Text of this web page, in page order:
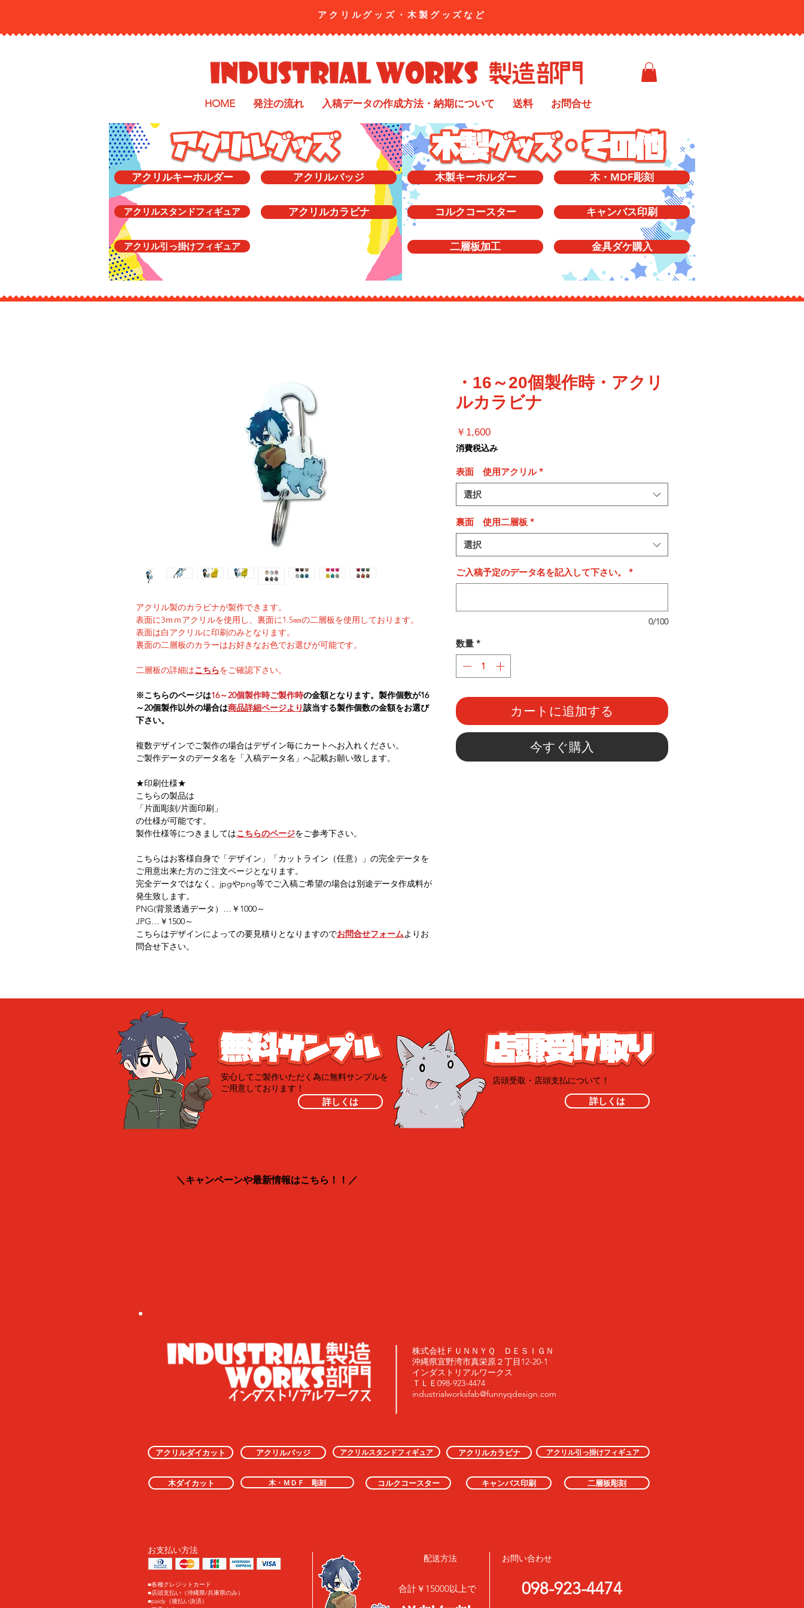
アクリルグッズ・​木製グッズなど
HOME 発注の流れ 入稿データの作成方法・納期について 送料 お問合せ
アクリルキーホルダー
アクリルスタンドフィギュア
アクリルバッジ
アクリルカラビナ
アクリル引っ掛けフィギュア
木製キーホルダー
コルクコースター
木・MDF彫刻
キャンバス印刷
二層板加工 金具ダケ購入
アクリル製のカラビナが製作できます。
表面に3ｍｍアクリルを使用し、裏面に1.5㎜の二層板を使用しております。
表面は白アクリルに印刷のみとなります。
裏面の二層板のカラーはお好きなお色でお選びが可能です。
二層板の詳細はこちらをご確認下さい。
※こちらのページは16～20個製作時ご製作時の金額となります。製作個数が16
～20個製作以外の場合は商品詳細ページより該当する製作個数の金額をお選び
下さい。
複数デザインでご製作の場合はデザイン毎にカートへお入れください。
ご製作データのデータ名を「入稿データ名」へ記載お願い致します。
★印刷仕様★
こちらの製品は
「片面彫刻/片面印刷」
の仕様が可能です。
製作仕様等につきましてはこちらのページをご参考下さい。
こちらはお客様自身で「デザイン」「カットライン（任意）」の完全データを
ご用意出来た方のご注文ページとなります。
完全データではなく、jpgやpng等でご入稿ご希望の場合は別途データ作成料が
発生致します。
PNG(背景透過データ）…￥1000～
JPG…￥1500～
こちらはデザインによっての要見積りとなりますのでお問合せフォームよりお
問合せ下さい。
・16～20個製作時・アクリ
ルカラビナ
￥1,600価
格
消費税込み
表面 使用アクリル *
選択
裏面 使用二層板 *
選択
ご入稿予定のデータ名を記入して下さい。 *
0/100
数量 *
カートに追加する
今すぐ購入
安心してご製作いただく為に無料サンプルを
ご用意しております！
詳しくは
​店頭受取・店頭支払について！
詳しくは
＼キャンペーンや最新情報はこちら！！／
株式会社ＦＵＮＮＹＱ ＤＥＳＩＧＮ
沖縄県宜野湾市真栄原２丁目12-20-1
インダストリアルワークス
ＴＬＥ098-923-4474
industrialworksfab@funnyqdesign.com
アクリルダイカット アクリルバッジ アクリルスタンドフィギュア アクリルカラビナ アクリル引っ掛けフィギュア
木ダイカット 木・ＭＤＦ 彫刻 コルクコースター キャンバス印刷 二層板彫刻
お支払い方法
■各種クレジットカード
■店頭支払い（沖縄県/兵庫県のみ）
■paidy（後払い決済）
配送方法
合計￥15000以上で
お問い合わせ
098-923-4474